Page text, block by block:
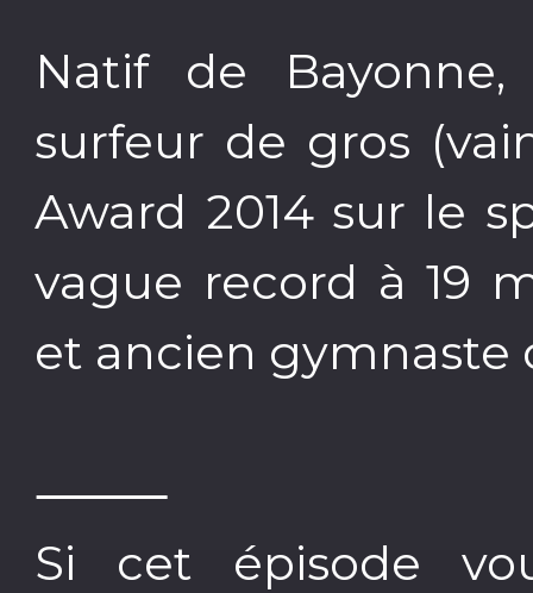
Natif de
surfeur de gros
Award 2014 sur le
vague record à 19
et ancien gymnaste
⸻
Si cet épisode